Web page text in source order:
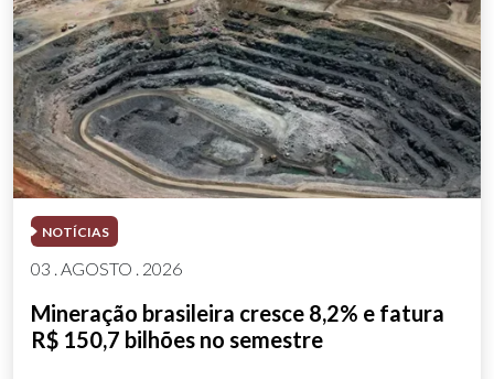
NOTÍCIAS
03 . AGOSTO . 2026
Mineração brasileira cresce 8,2% e fatura
R$ 150,7 bilhões no semestre